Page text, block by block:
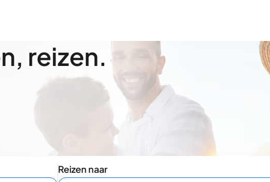
reizen.
Reizen naar